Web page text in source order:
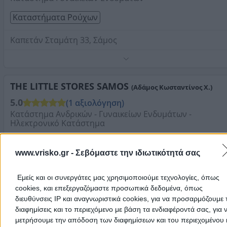
www.vrisko.gr - Σεβόμαστε την ιδιωτικότητά σας
Εμείς και οι συνεργάτες μας χρησιμοποιούμε τεχνολογίες, όπως
cookies, και επεξεργαζόμαστε προσωπικά δεδομένα, όπως
διευθύνσεις IP και αναγνωριστικά cookies, για να προσαρμόζουμε
διαφημίσεις και το περιεχόμενο με βάση τα ενδιαφέροντά σας, για
μετρήσουμε την απόδοση των διαφημίσεων και του περιεχομένου
Καταστήματα Ρούχων
Καπετάν Σταμάτη 33, Σάμος
Μαραθόκαμπος
THE LITTLE STORES SAMOS (Αδάμος Κωσταντίνος Χ.)
5.0
(1 αξιολόγηση)
Κατάστημα Ανδρικών - Γυναικείων Ενδυμάτων -
Ηλεκτρονικό Κατάστημα
Τηλέφωνο:2273080832
Στοιχεία αναζήτησης:Καταστήματα Ρούχων ,
Μαραθόκαμπος
DIL BOUTIQUE (Μουστάκα - Μανωλιάδου Σοφία Α.)